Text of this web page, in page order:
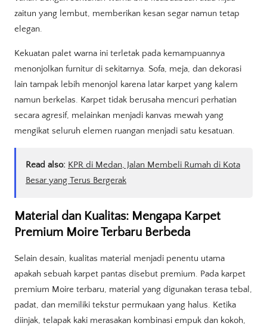
zaitun yang lembut, memberikan kesan segar namun tetap
elegan.
Kekuatan palet warna ini terletak pada kemampuannya
menonjolkan furnitur di sekitarnya. Sofa, meja, dan dekorasi
lain tampak lebih menonjol karena latar karpet yang kalem
namun berkelas. Karpet tidak berusaha mencuri perhatian
secara agresif, melainkan menjadi kanvas mewah yang
mengikat seluruh elemen ruangan menjadi satu kesatuan.
Read also: KPR di Medan, Jalan Membeli Rumah di Kota
Besar yang Terus Bergerak
Material dan Kualitas: Mengapa Karpet
Premium Moire Terbaru Berbeda
Selain desain, kualitas material menjadi penentu utama
apakah sebuah karpet pantas disebut premium. Pada karpet
premium Moire terbaru, material yang digunakan terasa tebal,
padat, dan memiliki tekstur permukaan yang halus. Ketika
diinjak, telapak kaki merasakan kombinasi empuk dan kokoh,